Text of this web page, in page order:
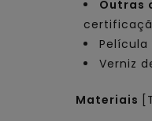
Outras
Verniz
Materiais